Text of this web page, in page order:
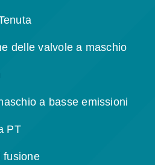
delle valvole a maschio
a basse emissioni
PT
fusione